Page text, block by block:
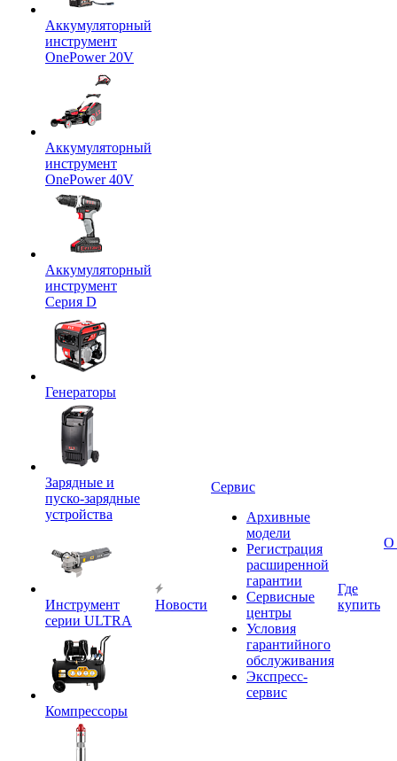
Аккумуляторный
инструмент
OnePower 20V
Аккумуляторный
инструмент
OnePower 40V
Аккумуляторный
инструмент
Серия D
Генераторы
Зарядные и
пуско-зарядные
устройства
Инструмент
серии ULTRA
Компрессоры
Новости
Сервис
Архивные
модели
Регистрация
расширенной
гарантии
Сервисные
центры
Условия
гарантийного
обслуживания
Экспресс-
сервис
Где
купить
О